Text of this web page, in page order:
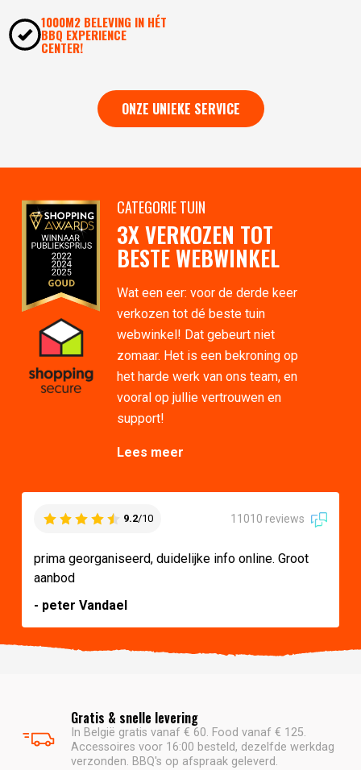
1000M2 BELEVING IN HÉT
BBQ EXPERIENCE
CENTER!
ONZE UNIEKE SERVICE
CATEGORIE TUIN
3X VERKOZEN TOT
BESTE WEBWINKEL
Wat een eer: voor de derde keer
verkozen tot dé beste tuin
webwinkel! Dat gebeurt niet
zomaar. Het is een bekroning op
het harde werk van ons team, en
vooral op jullie vertrouwen en
support!
Lees meer
9.2/10 11010 reviews
prima georganiseerd, duidelijke info online. Groot
aanbod
- peter Vandael
Gratis & snelle levering
In België gratis vanaf € 60. Food vanaf € 125.
Accessoires voor 16:00 besteld, dezelfde werkdag
verzonden. BBQ's op afspraak geleverd.